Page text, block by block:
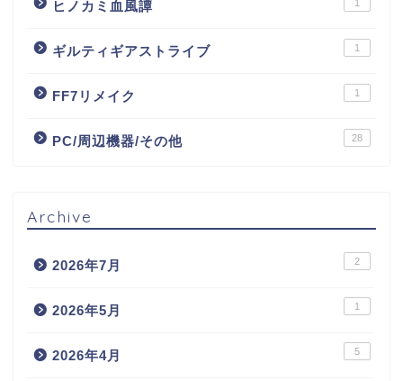
ヒノカミ血風譚 1
ギルティギアストライブ 1
FF7リメイク 1
PC/周辺機器/その他 28
Archive
2026年7月 2
2026年5月 1
2026年4月 5